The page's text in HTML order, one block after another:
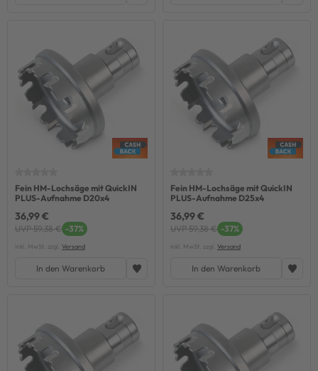
Fein HM-Lochsäge mit QuickIN
PLUS-Aufnahme D20x4
36,99 €
UVP 59,38 € -37%
inkl. MwSt. zzgl. Versand
In den Warenkorb
Fein HM-Lochsäge mit QuickIN
PLUS-Aufnahme D25x4
36,99 €
UVP 59,38 € -37%
inkl. MwSt. zzgl. Versand
In den Warenkorb